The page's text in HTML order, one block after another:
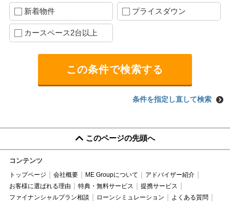
新着物件 プライスダウン
カースペース2台以上
条件を指定し直して検索
このページの先頭へ
コンテンツ
トップページ 会社概要 ME Groupについて
アドバイザー紹介
お客様に選ばれる理由
特典・無料サービス
提携サービス
ファイナンシャルプラン相談
ローンシミュレーション
よくある質問